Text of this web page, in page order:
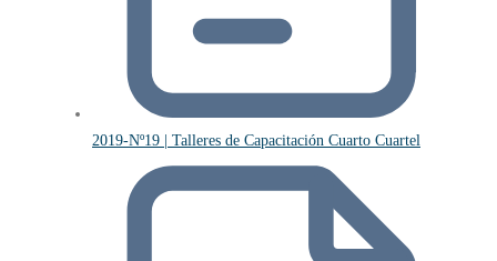
2019-Nº19 | Talleres de Capacitación Cuarto Cuartel